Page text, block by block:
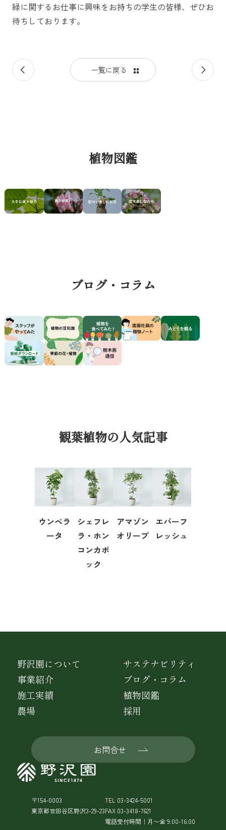
緑に関するお仕事に興味をお持ちの学生の皆様、ぜひお
待ちしております。
前
の
一覧に戻る
次
の
植物図鑑
ブログ・コラム
観葉植物の人気記事
ウンベラ
ータ
シェフレ
ラ・ホン
コンカポ
ック
アマゾン
オリーブ
エバーフ
レッシュ
〒154-0003
東京都世田谷区野沢3-29-23
TEL 03-3424-5001
FAX 03-3418-7621
電話受付時間｜月〜金 9:00-16:00
野沢園について
事業紹介
施工実績
農場
サステナビリティ
ブログ・コラム
植物図鑑
採用
お問合せ